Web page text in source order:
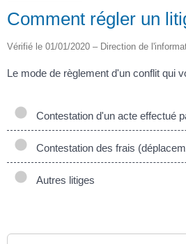
Comment régler un
Vérifié le 01/01/2020 – Direction de
Le mode de règlement d'un conflit qui
Contestation d'un acte effectué
Contestation des frais
Autres litiges